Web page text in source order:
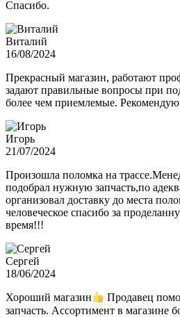
Спасибо.
Виталий
16/08/2024
Прекрасный магазин, работают
задают правильные вопросы при
более чем приемлемые. Рекомендую
Игорь
21/07/2024
Произошла поломка на
подобрал нужную запчасть,по
организовал доставку до места
человеческое спасибо за
время!!!
Сергей
18/06/2024
Хороший магазин
Продавец
запчасть. Ассортимент в магазине